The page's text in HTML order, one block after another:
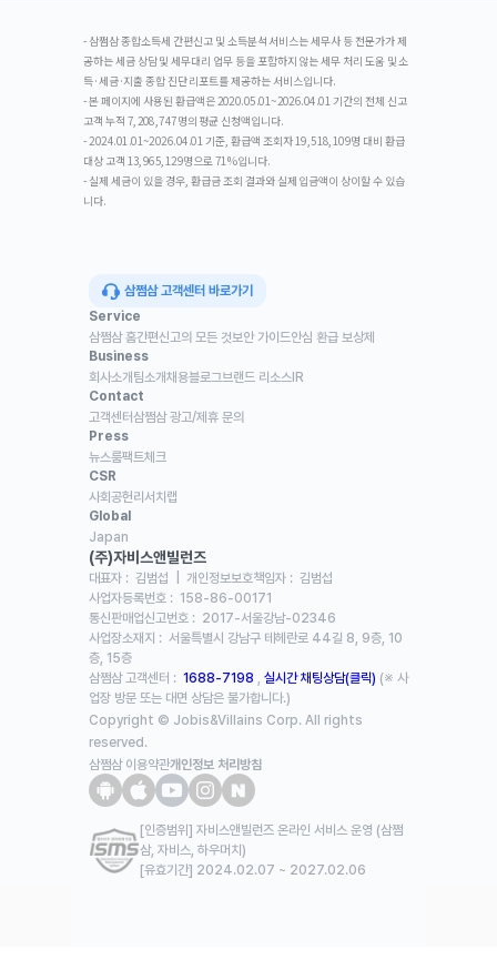
- 삼쩜삼 종합소득세 간편신고 및 소득분석 서비스는 세무사 등 전문가가 제
공하는 세금 상담 및 세무대리 업무 등을 포함하지 않는 세무 처리 도움 및 소
득·세금·지출 종합 진단 리포트를 제공하는 서비스입니다.
- 본 페이지에 사용된 환급액은 2020.05.01~2026.04.01 기간의 전체 신고
고객 누적 7,208,747명의 평균 신청액입니다.
- 2024.01.01~2026.04.01 기준, 환급액 조회자 19,518,109명 대비 환급
대상 고객 13,965,129명으로 71%입니다.
- 실제 세금이 있을 경우, 환급금 조회 결과와 실제 입금액이 상이할 수 있습
니다.